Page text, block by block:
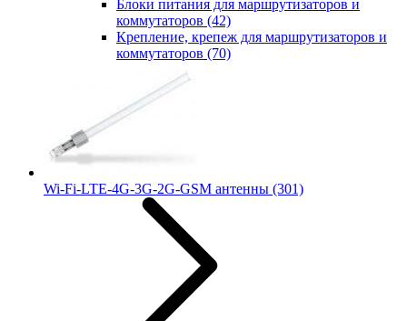
Блоки питания для маршрутизаторов и
коммутаторов (42)
Крепление, крепеж для маршрутизаторов и
коммутаторов (70)
Wi-Fi-LTE-4G-3G-2G-GSM антенны (301)